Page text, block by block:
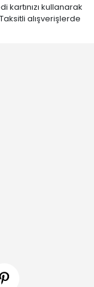
kullanarak
alışverişlerde